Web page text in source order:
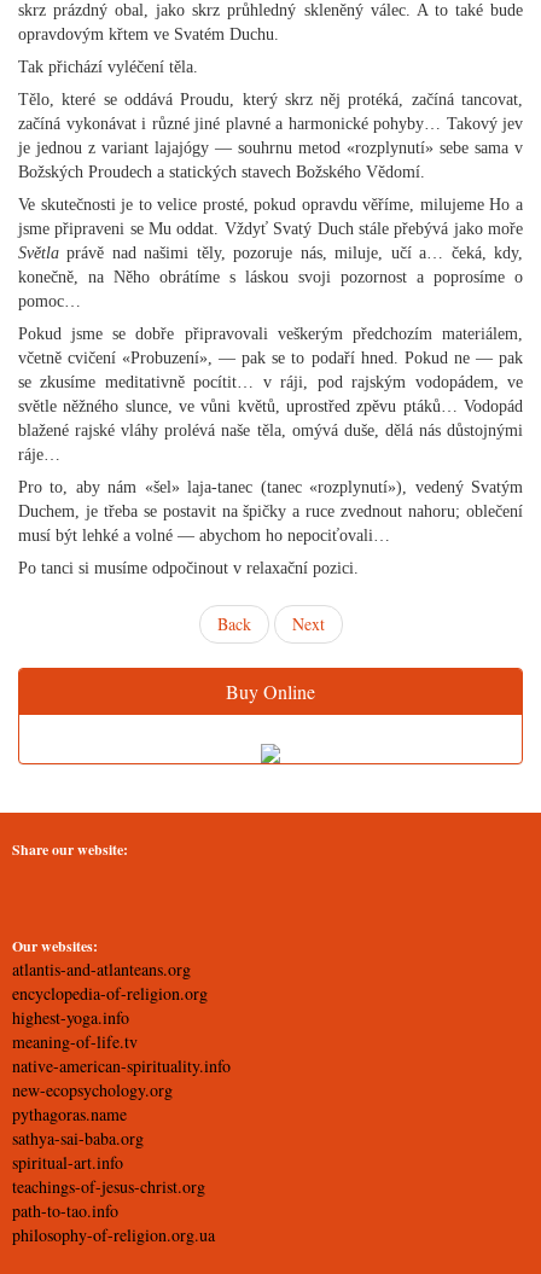
skrz prázdný obal, jako skrz průhledný skleněný válec. A to také bude
opravdovým křtem ve Svatém Duchu.
Tak přichází vyléčení těla.
Tělo, které se oddává Proudu, který skrz něj protéká, začíná tancovat,
začíná vykonávat i různé jiné plavné a harmonické pohyby… Takový jev
je jednou z variant lajajógy — souhrnu metod «rozplynutí» sebe sama v
Božských Proudech a statických stavech Božského Vědomí.
Ve skutečnosti je to velice prosté, pokud opravdu věříme, milujeme Ho a
jsme připraveni se Mu oddat. Vždyť Svatý Duch stále přebývá jako moře
Světla právě nad našimi těly, pozoruje nás, miluje, učí a… čeká, kdy,
konečně, na Něho obrátíme s láskou svoji pozornost a poprosíme o
pomoc…
Pokud jsme se dobře připravovali veškerým předchozím materiálem,
včetně cvičení «Probuzení», — pak se to podaří hned. Pokud ne — pak
se zkusíme meditativně pocítit… v ráji, pod rajským vodopádem, ve
světle něžného slunce, ve vůni květů, uprostřed zpěvu ptáků… Vodopád
blažené rajské vláhy prolévá naše těla, omývá duše, dělá nás důstojnými
ráje…
Pro to, aby nám «šel» laja-tanec (tanec «rozplynutí»), vedený Svatým
Duchem, je třeba se postavit na špičky a ruce zvednout nahoru; oblečení
musí být lehké a volné — abychom ho nepociťovali…
Po tanci si musíme odpočinout v relaxační pozici.
Back Next
Buy Online
Share our website:
Our websites:
atlantis-and-atlanteans.org
encyclopedia-of-religion.org
highest-yoga.info
meaning-of-life.tv
native-american-spirituality.info
new-ecopsychology.org
pythagoras.name
sathya-sai-baba.org
spiritual-art.info
teachings-of-jesus-christ.org
path-to-tao.info
philosophy-of-religion.org.ua